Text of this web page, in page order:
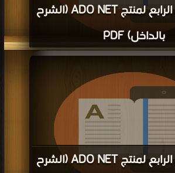
كتاب الدرس الرابع لمنتج ADO NET (الشرح
بالداخل) PDF
قراءة و تحميل كتاب كتاب الدرس الرابع لمنتج ADO NET (الشرح بالداخل) PDF مجانا
كتب في مجانا| التحميل : مرة/مرات
كتاب الدرس الرابع لمنتج ADO NET (الشرح